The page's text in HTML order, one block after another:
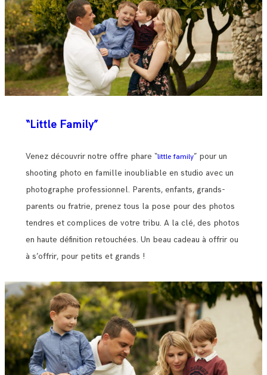
“Little Family”
Venez découvrir notre offre phare “little family” pour un
shooting photo en famille inoubliable en studio avec un
photographe professionnel. Parents, enfants, grands-
parents ou fratrie, prenez tous la pose pour des photos
tendres et complices de votre tribu. A la clé, des photos
en haute définition retouchées. Un beau cadeau à offrir ou
à s’offrir, pour petits et grands !